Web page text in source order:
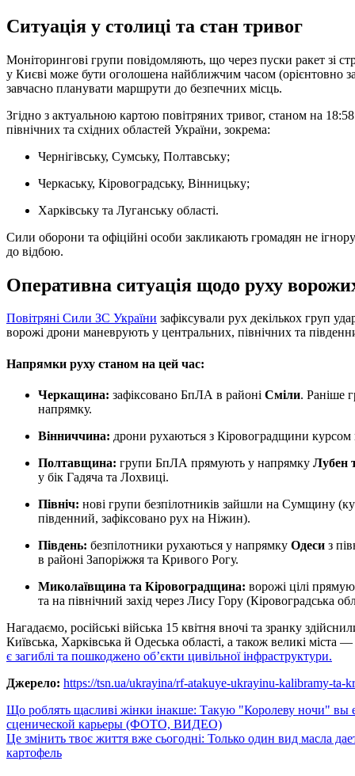
Ситуація у столиці та стан тривог
Моніторингові групи повідомляють, що через пуски ракет зі
у Києві може бути оголошена найближчим часом (орієнтовно
завчасно планувати маршрути до безпечних місць.
Згідно з актуальною картою повітряних тривог, станом на
північних та східних областей України, зокрема:
Чернігівську, Сумську, Полтавську;
Черкаську, Кіровоградську, Вінницьку;
Харківську та Луганську області.
Сили оборони та офіційні особи закликають громадян не
до відбою.
Оперативна ситуація щодо руху
Повітряні Сили ЗС України зафіксували рух декількох груп
ворожі дрони маневрують у центральних, північних та
Напрямки руху станом на цей час:
Черкащина: зафіксовано БпЛА в районі Сміли. Раніше
напрямку.
Вінниччина: дрони рухаються з Кіровоградщини
Полтавщина: групи БпЛА прямують у напрямку Лубен
у бік Гадяча та Лохвиці.
Північ: нові групи безпілотників зайшли на Сумщину
південний, зафіксовано рух на Ніжин).
Південь: безпілотники рухаються у напрямку Одеси з
в районі Запоріжжя та Кривого Рогу.
Миколаївщина та Кіровоградщина: ворожі цілі
та на північний захід через Лису Гору (Кіровоградська
Нагадаємо, російські війська 15 квітня вночі та зранку
Київська, Харківська й Одеська області, а також великі
є загиблі та пошкоджено об’єкти цивільної інфраструктури.
Джерело: https://tsn.ua/ukrayina/rf-atakuye-ukrayinu-kalibramy-
Навигация
по
записям
Що роблять щасливі жінки інакше: Такую "Королеву ночи" вы
сценической карьеры (ФОТО, ВИДЕО)
Це змінить твоє життя вже сьогодні: Только один вид масла
картофель